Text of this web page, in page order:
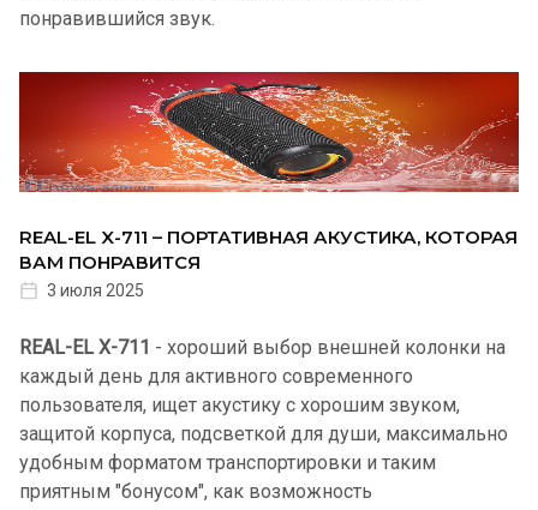
понравившийся звук.
REAL-EL X-711 – ПОРТАТИВНАЯ АКУСТИКА, КОТОРАЯ
ВАМ ПОНРАВИТСЯ
3 июля 2025
REAL-EL X-711 - хороший выбор внешней колонки на
каждый день для активного современного
пользователя, ищет акустику с хорошим звуком,
защитой корпуса, подсветкой для души, максимально
удобным форматом транспортировки и таким
приятным "бонусом", как возможность